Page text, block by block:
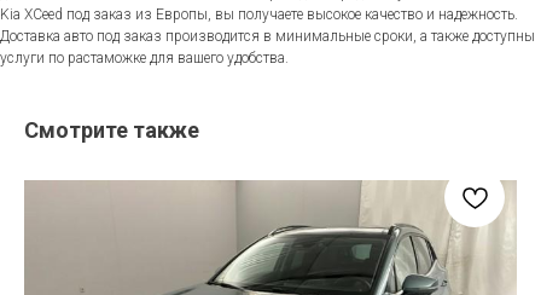
Kia XCeed под заказ из Европы, вы получаете высокое качество и надежность.
Доставка авто под заказ производится в минимальные сроки, а также доступны
услуги по растаможке для вашего удобства.
Смотрите также